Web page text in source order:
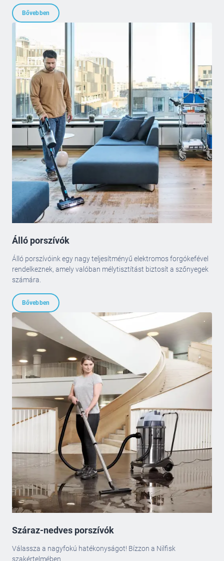
Bővebben
Álló porszívók
Álló porszívóink egy nagy teljesítményű elektromos forgókefével
rendelkeznek, amely valóban mélytisztítást biztosít a szőnyegek
számára.
Bővebben
Száraz-nedves porszívók
Válassza a nagyfokú hatékonyságot! Bízzon a Nilfisk
szakértelmében